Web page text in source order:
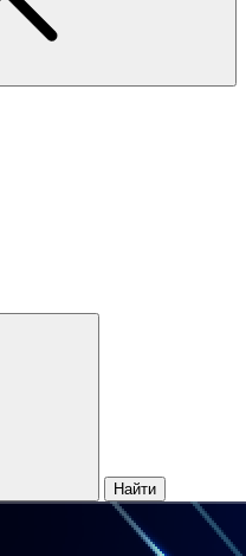
Найти